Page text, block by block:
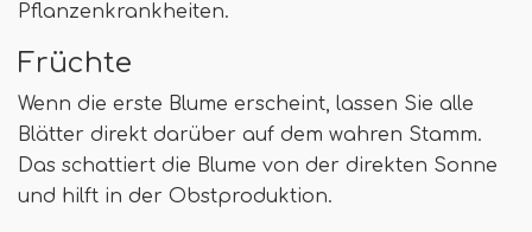
Pflanzenkrankheiten.
Früchte
Wenn die erste Blume erscheint, lassen Sie alle
Blätter direkt darüber auf dem wahren Stamm.
Das schattiert die Blume von der direkten Sonne
und hilft in der Obstproduktion.